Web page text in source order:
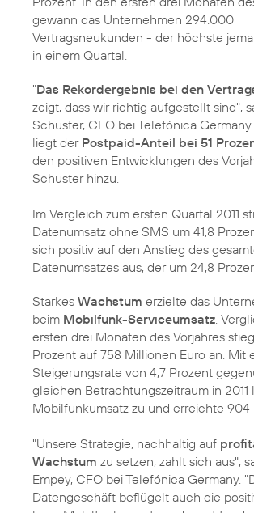
gewann das Unternehmen 294.000
Vertragsneukunden - der höchste
in einem Quartal.
"Das Rekordergebnis bei den
zeigt, dass wir richtig aufgestellt sind",
Schuster, CEO bei Telefónica
liegt der Postpaid-Anteil bei 51
den positiven Entwicklungen des
Schuster hinzu.
Im Vergleich zum ersten Quartal 2011
Datenumsatz ohne SMS um 41,8
sich positiv auf den Anstieg des
Datenumsatzes aus, der um 24,8
Starkes Wachstum erzielte das
beim Mobilfunk-Serviceumsatz.
ersten drei Monaten des Vorjahres
Prozent auf 758 Millionen Euro an. Mit
Steigerungsrate von 4,7 Prozent
gleichen Betrachtungszeitraum in
Mobilfunkumsatz zu und erreichte 904
"Unsere Strategie, nachhaltig auf
Wachstum zu setzen, zahlt sich aus",
Empey, CFO bei Telefónica Germany.
Datengeschäft beflügelt auch die